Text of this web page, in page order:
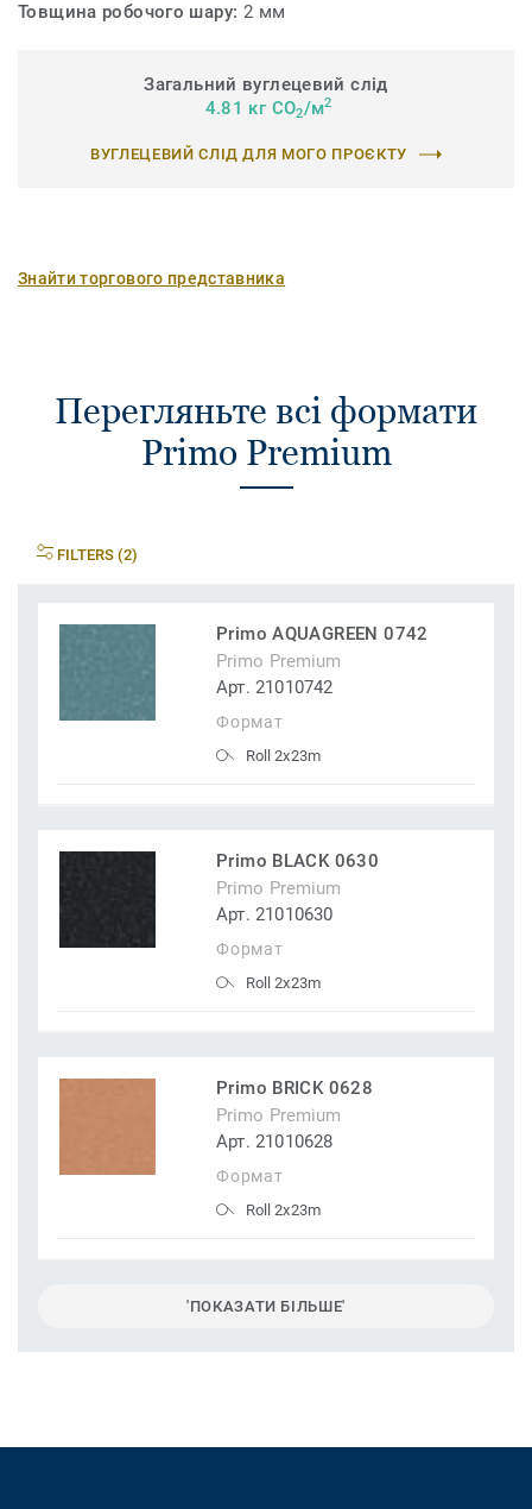
Товщина робочого шару: 2 мм
Загальний вуглецевий слід
4.81 кг CO2/м2
ВУГЛЕЦЕВИЙ СЛІД ДЛЯ МОГО ПРОЄКТУ
Знайти торгового представника
Перегляньте всі формати
Primo Premium
FILTERS (2)
Primo AQUAGREEN 0742
Primo Premium
Арт. 21010742
Формат
Roll 2x23m
Primo BLACK 0630
Primo Premium
Арт. 21010630
Формат
Roll 2x23m
Primo BRICK 0628
Primo Premium
Арт. 21010628
Формат
Roll 2x23m
'ПОКАЗАТИ БІЛЬШЕ'